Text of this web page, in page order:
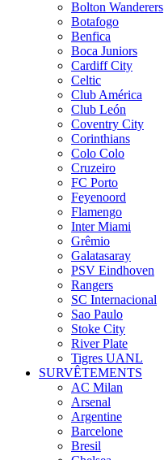
Bolton Wanderers
Botafogo
Benfica
Boca Juniors
Cardiff City
Celtic
Club América
Club León
Coventry City
Corinthians
Colo Colo
Cruzeiro
FC Porto
Feyenoord
Flamengo
Inter Miami
Grêmio
Galatasaray
PSV Eindhoven
Rangers
SC Internacional
Sao Paulo
Stoke City
River Plate
Tigres UANL
SURVÊTEMENTS
AC Milan
Arsenal
Argentine
Barcelone
Bresil